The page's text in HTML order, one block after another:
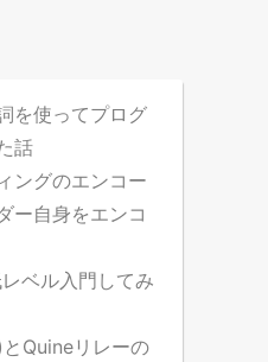
を使ってプログ
話
ングのエンコー
ー自身をエンコ
ベル入門してみ
Quineリレーの